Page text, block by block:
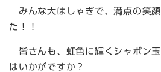
みんな大はしゃぎで、満点の笑
た！！
皆さんも、虹色に輝くシャボン
はいかがですか？